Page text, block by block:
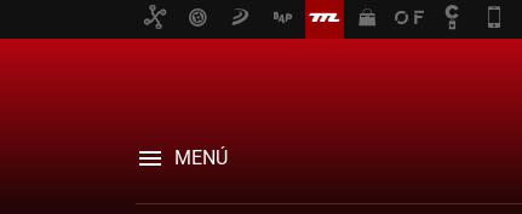
MENÚ